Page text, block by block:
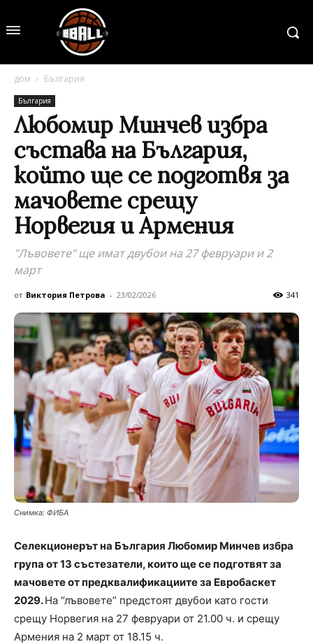
дом България
България
Любомир Минчев избра
състава на България,
който ще се подготвя за
мачовете срещу
Норвегия и Армения
"Лъвовете" ще имат двубои на 27 февруари и 2
март
от Виктория Петрова - 23/02/2026 341
Снимка: ФИБА
Селекционерът на България Любомир Минчев избра
група от 13 състезатели, които ще се подготвят за
мачовете от предквалификациите за Евробаскет
2029.На “лъвовете” предстоят двубои като гости
срещу Норвегия на 27 февруари от 21.00 ч. и срещу
Армения на 2 март от 18.15 ч.